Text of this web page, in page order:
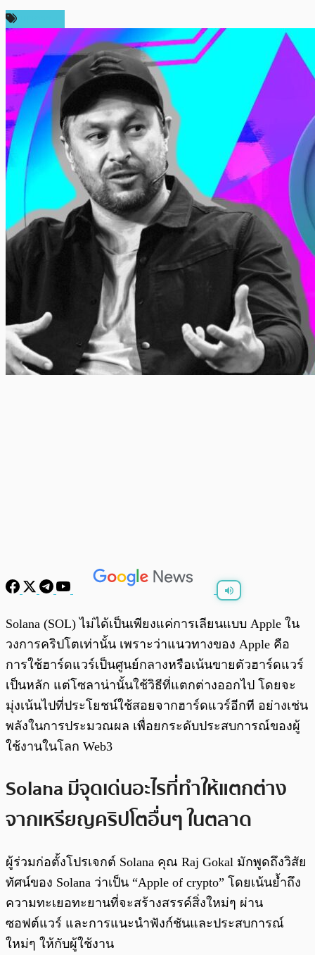
Solana (SOL) ไม่ได้เป็นเพียงแค่การเลียนแบบ Apple ใน
วงการคริปโตเท่านั้น เพราะว่าแนวทางของ Apple คือ
การใช้ฮาร์ดแวร์เป็นศูนย์กลางหรือเน้นขายตัวฮาร์ดแวร์
เป็นหลัก แต่โซลาน่านั้นใช้วิธีที่แตกต่างออกไป โดยจะ
มุ่งเน้นไปที่ประโยชน์ใช้สอยจากฮาร์ดแวร์อีกที อย่างเช่น
พลังในการประมวณผล เพื่อยกระดับประสบการณ์ของผู้
ใช้งานในโลก Web3
Solana มีจุดเด่นอะไรที่ทำให้แตกต่าง
จากเหรียญคริปโตอื่นๆ ในตลาด
ผู้ร่วมก่อตั้งโปรเจกต์ Solana คุณ Raj Gokal มักพูดถึงวิสัย
ทัศน์ของ Solana ว่าเป็น “Apple of crypto” โดยเน้นย้ำถึง
ความทะเยอทะยานที่จะสร้างสรรค์สิ่งใหม่ๆ ผ่าน
ซอฟต์แวร์ และการแนะนำฟังก์ชันและประสบการณ์
ใหม่ๆ ให้กับผู้ใช้งาน